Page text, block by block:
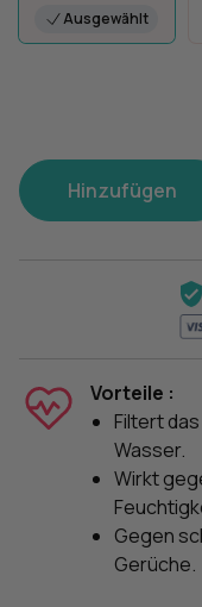
Ausgewählt
Hinzufügen
Vorteile :
Filtert das
Wasser.
Wirkt
Gegen
Gerüche.